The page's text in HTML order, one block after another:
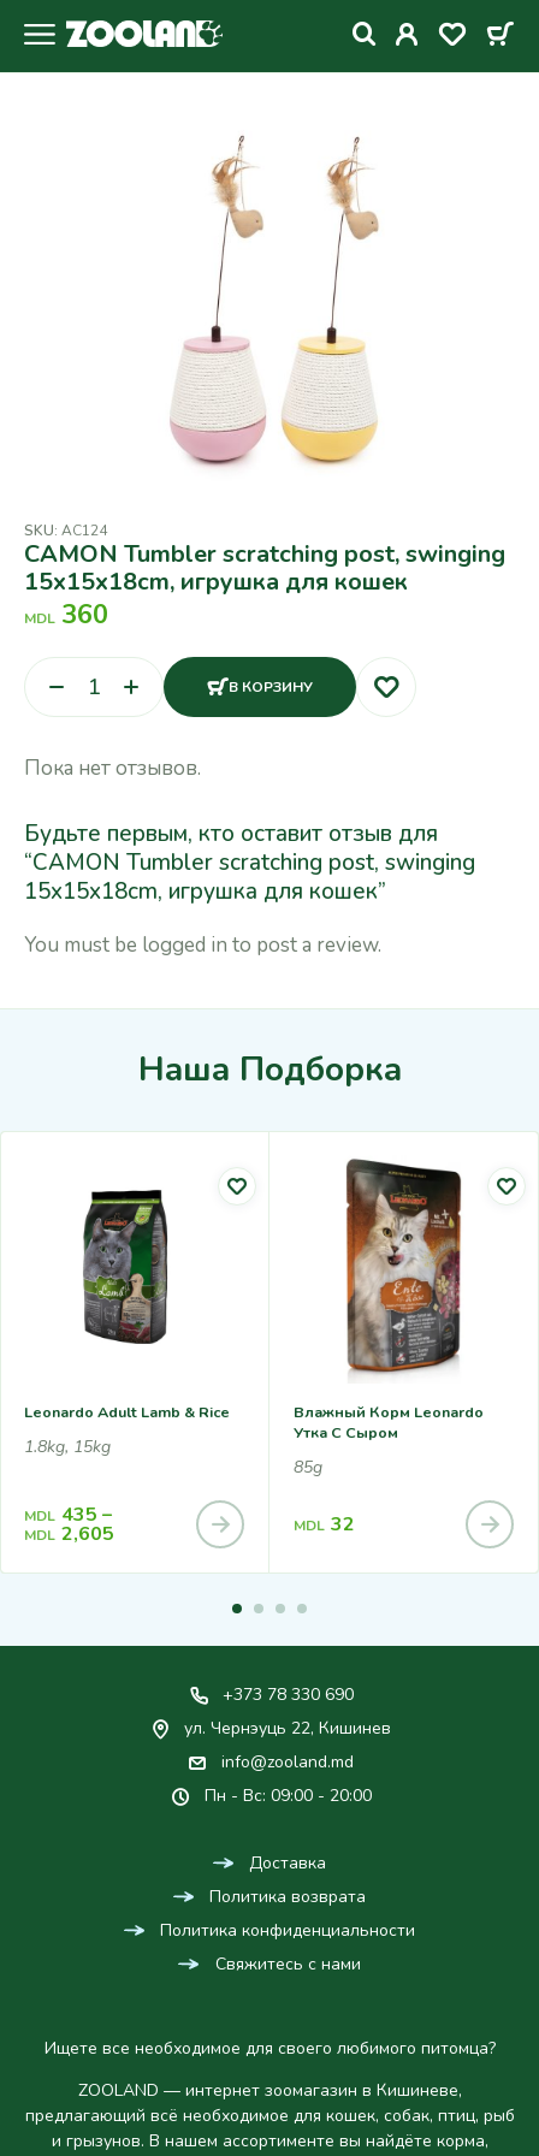
SKU: AC124
CAMON Tumbler scratching post, swinging
15x15x18cm, игрушка для кошек
MDL 360
В КОРЗИНУ
Пока нет отзывов.
Будьте первым, кто оставит отзыв для
“CAMON Tumbler scratching post, swinging
15x15x18cm, игрушка для кошек”
You must be logged in to post a review.
Наша Подборка
Leonardo Adult Lamb & Rice
1.8kg, 15kg
MDL 435 –
MDL 2,605
Влажный Корм Leonardo
Утка С Сыром
85g
MDL 32
+373 78 330 690
ул. Чернэуць 22, Кишинев
info@zooland.md
Пн - Вс: 09:00 - 20:00
Доставка
Политика возврата
Политика конфиденциальности
Свяжитесь с нами
Ищете все необходимое для своего любимого питомца?
ZOOLAND — интернет зоомагазин в Кишиневе,
предлагающий всё необходимое для кошек, собак, птиц, рыб
и грызунов. В нашем ассортименте вы найдёте корма,